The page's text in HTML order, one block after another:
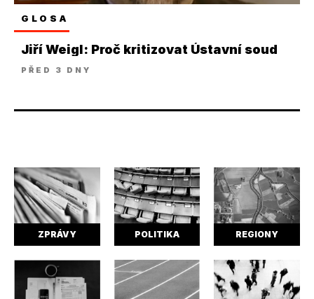
GLOSA
Jiří Weigl: Proč kritizovat Ústavní soud
PŘED 3 DNY
ZPRÁVY POLITIKA REGIONY